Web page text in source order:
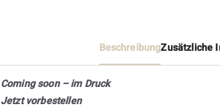
BeschreibungZusätzliche
Coming soon – im Druck
Jetzt vorbestellen